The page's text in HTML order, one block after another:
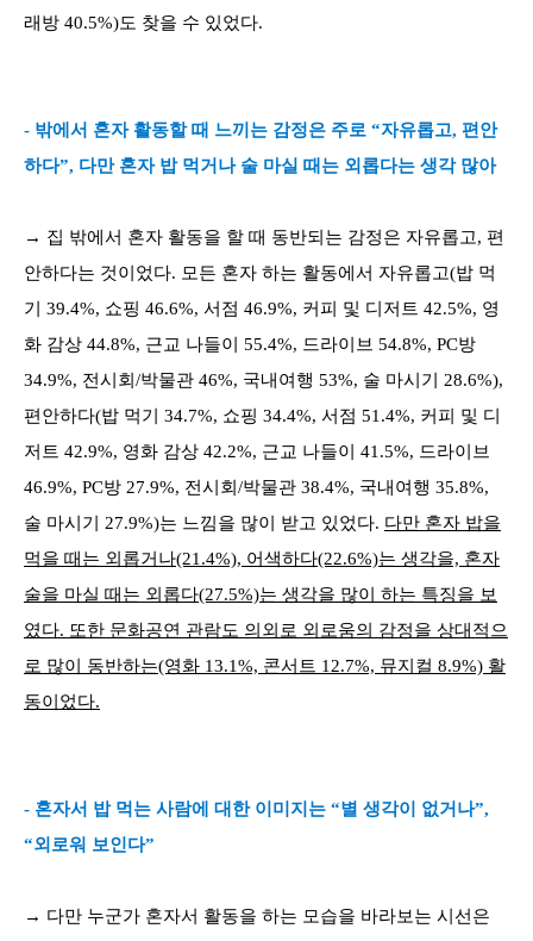
래방 40.5%)도 찾을 수 있었다.
- 밖에서 혼자 활동할 때 느끼는 감정은 주로 “자유롭고, 편안
하다”, 다만 혼자 밥 먹거나 술 마실 때는 외롭다는 생각 많아
→ 집 밖에서 혼자 활동을 할 때 동반되는 감정은 자유롭고, 편
안하다는 것이었다. 모든 혼자 하는 활동에서 자유롭고(밥 먹
기 39.4%, 쇼핑 46.6%, 서점 46.9%, 커피 및 디저트 42.5%, 영
화 감상 44.8%, 근교 나들이 55.4%, 드라이브 54.8%, PC방
34.9%, 전시회/박물관 46%, 국내여행 53%, 술 마시기 28.6%),
편안하다(밥 먹기 34.7%, 쇼핑 34.4%, 서점 51.4%, 커피 및 디
저트 42.9%, 영화 감상 42.2%, 근교 나들이 41.5%, 드라이브
46.9%, PC방 27.9%, 전시회/박물관 38.4%, 국내여행 35.8%,
술 마시기 27.9%)는 느낌을 많이 받고 있었다. 다만 혼자 밥을
먹을 때는 외롭거나(21.4%), 어색하다(22.6%)는 생각을, 혼자
술을 마실 때는 외롭다(27.5%)는 생각을 많이 하는 특징을 보
였다. 또한 문화공연 관람도 의외로 외로움의 감정을 상대적으
로 많이 동반하는(영화 13.1%, 콘서트 12.7%, 뮤지컬 8.9%) 활
동이었다.
- 혼자서 밥 먹는 사람에 대한 이미지는 “별 생각이 없거나”,
“외로워 보인다”
→ 다만 누군가 혼자서 활동을 하는 모습을 바라보는 시선은